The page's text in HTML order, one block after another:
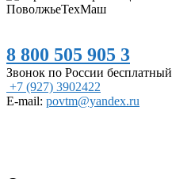
8 800 505 905 3
Звонок по России бесплатный
+7 (927) 3902422
E-mail: povtm@yandex.ru